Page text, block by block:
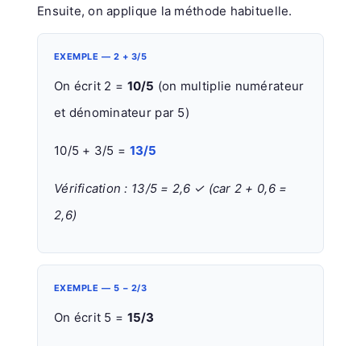
Ensuite, on applique la méthode habituelle.
EXEMPLE — 2 + 3/5
On écrit 2 = 10/5 (on multiplie numérateur
et dénominateur par 5)
10/5 + 3/5 = 13/5
Vérification : 13/5 = 2,6 ✓ (car 2 + 0,6 =
2,6)
EXEMPLE — 5 − 2/3
On écrit 5 = 15/3